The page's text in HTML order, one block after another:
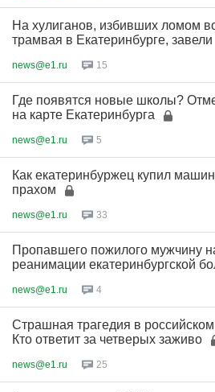
На хулиганов, избивших ломом
трамвая в Екатеринбурге, завели
news@e1.ru 15
Где появятся новые школы?
на карте Екатеринбурга
news@e1.ru 5
Как екатеринбуржец купил
прахом
news@e1.ru 33
Пропавшего пожилого мужчину
реанимации екатеринбургской
news@e1.ru 4
Страшная трагедия в
Кто ответит за четверых заживо
news@e1.ru 25